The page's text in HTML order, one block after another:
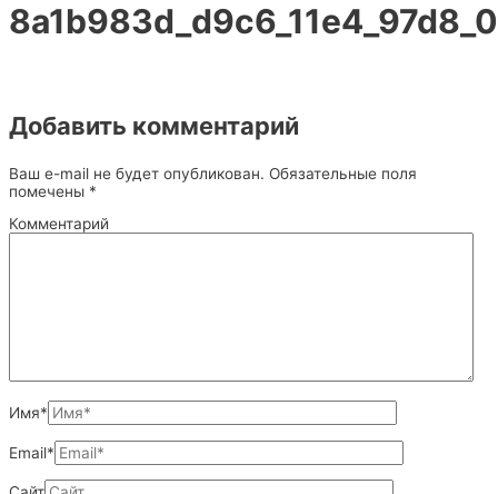
Добавить комментарий
Ваш e-mail не будет опубликован. Обязательные поля
помечены *
Комментарий
Имя*
Email*